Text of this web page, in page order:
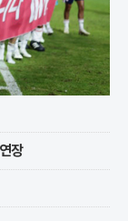
장